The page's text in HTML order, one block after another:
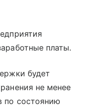
платы.
будет
не менее
по состоянию